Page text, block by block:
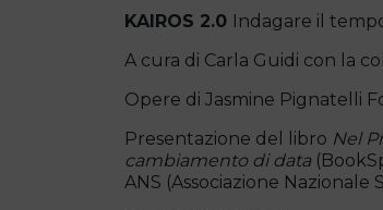
KAIROS 2.0 Indagare il
A cura di Carla Guidi con la
Opere di Jasmine Pignatelli
Presentazione del libro Nel
cambiamento di data
ANS (Associazione Nazionale